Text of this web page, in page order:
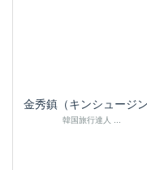
金秀鎮（キンシュージン
韓国旅行達人 ...